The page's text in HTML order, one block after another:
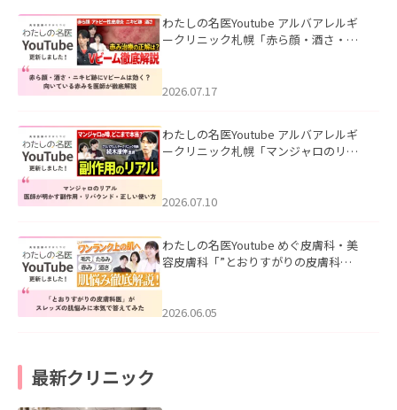
わたしの名医Youtube アルバアレルギ
ークリニック札幌「赤ら顔・酒さ・ニ
した。
2026.07.17
わたしの名医Youtube アルバアレルギ
ークリニック札幌「マンジャロのリア
た。
2026.07.10
わたしの名医Youtube めぐ皮膚科・美
容皮膚科「”とおりすがりの皮膚科
2026.06.05
最新クリニック